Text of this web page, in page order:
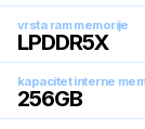
vrsta ram memorije
LPDDR5X
kapacitet interne
256GB